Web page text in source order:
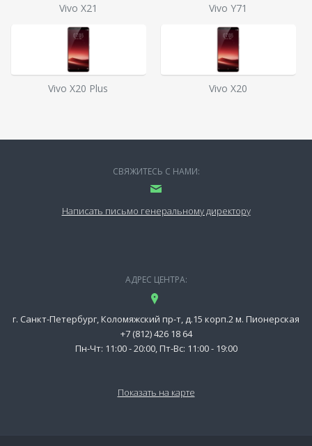
Vivo X21 Vivo Y71
Vivo X20 Plus Vivo X20
СВЯЖИТЕСЬ С НАМИ:
Написать письмо генеральному директору
АДРЕС ЦЕНТРА:
г. Санкт-Петербург, Коломяжский пр-т, д.15 корп.2 м. Пионерская
+7 (812) 426 18 64
Пн-Чт: 11:00 - 20:00, Пт-Вс: 11:00 - 19:00
Показать на карте